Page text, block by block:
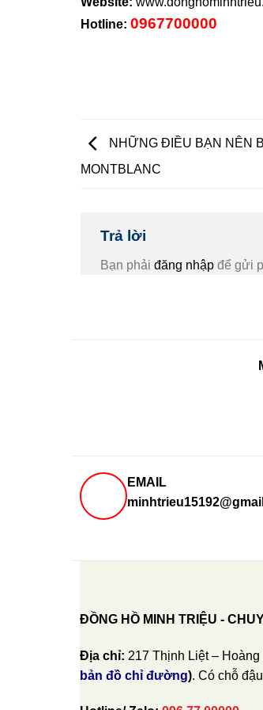
Hotline: 0967700000
NHỮNG ĐIỀU BẠN NÊN
MONTBLANC
Trả lời
Bạn phải đăng nhập để gửi
EMAIL
ĐỒNG HỒ MINH TRIỆU -
Địa chỉ: 217 Thịnh Liệt – Hoàng
bản đồ chỉ đường). Có chỗ